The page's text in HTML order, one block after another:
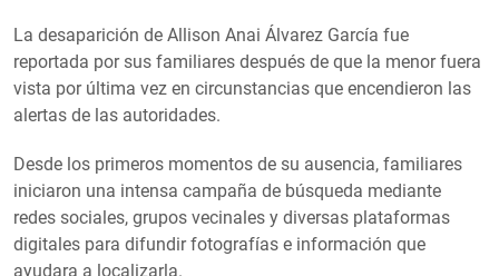
La desaparición de Allison Anai Álvarez García fue
reportada por sus familiares después de que la menor fuera
vista por última vez en circunstancias que encendieron las
alertas de las autoridades.
Desde los primeros momentos de su ausencia, familiares
iniciaron una intensa campaña de búsqueda mediante
redes sociales, grupos vecinales y diversas plataformas
digitales para difundir fotografías e información que
ayudara a localizarla.